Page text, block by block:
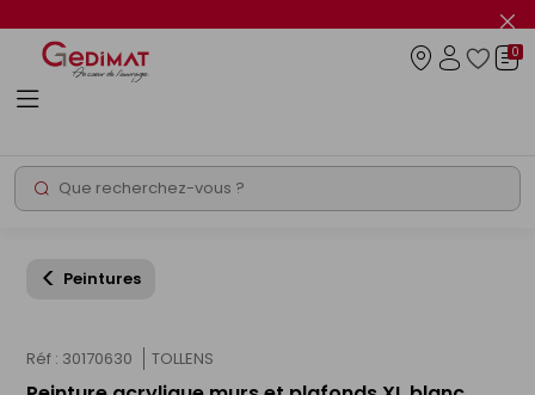
le
info
Rechercher
0
Peintures
Réf : 30170630 TOLLENS